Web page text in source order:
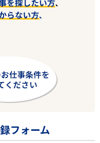
フォーム